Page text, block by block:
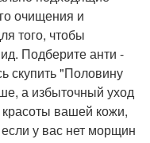
очищения и
того, чтобы
Подберите анти -
скупить "Половину
а избыточный уход
вашей кожи,
у вас нет морщин